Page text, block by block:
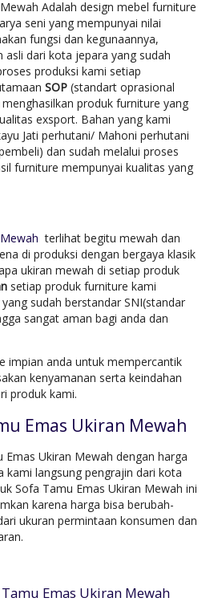
Adalah design mebel furniture
seni yang mempunyai nilai
fungsi dan kegunaannya,
asli dari kota jepara yang sudah
produksi kami setiap
SOP (standart oprasional
produk furniture yang
exsport. Bahan yang kami
Jati perhutani/ Mahoni perhutani
dan sudah melalui proses
furniture mempunyai kualitas yang
terlihat begitu mewah dan
di produksi dengan bergaya klasik
ukiran mewah di setiap produk
setiap produk furniture kami
sudah berstandar SNI(standar
sangat aman bagi anda dan
impian anda untuk mempercantik
kenyamanan serta keindahan
produk kami.
Emas Ukiran Mewah
Ukiran Mewah dengan harga
kami langsung pengrajin dari kota
Sofa Tamu Emas Ukiran Mewah ini
karena harga bisa berubah-
ukuran permintaan konsumen dan
Tamu Emas Ukiran Mewah